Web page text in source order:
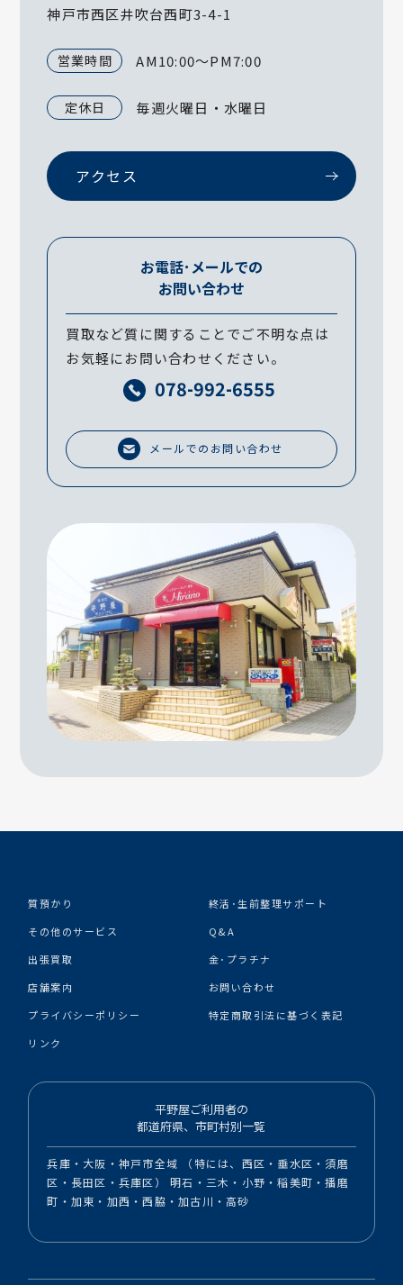
神戸市西区井吹台西町3-4-1
営業時間 AM10:00～PM7:00
定休日 毎週火曜日・水曜日
アクセス
お電話･メールでの
お問い合わせ
買取など質に関することでご不明な点は
お気軽にお問い合わせください。
078-992-6555
メールでのお問い合わせ
質預かり
終活･生前整理サポート
その他のサービス
Q&A
出張買取
金･プラチナ
店舗案内
お問い合わせ
プライバシーポリシー
特定商取引法に基づく表記
リンク
平野屋ご利用者の
都道府県、市町村別一覧
兵庫・大阪・神戸市全域 （特には、西区・垂水区・須磨
区・長田区・兵庫区） 明石・三木・小野・稲美町・播磨
町・加東・加西・西脇・加古川・高砂